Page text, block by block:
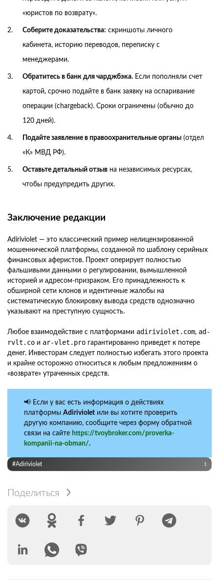
«юристов по возврату».
Соберите доказательства: скриншоты личного
кабинета, историю переводов, переписку с
менеджерами.
Обратитесь в банк для чарджбэка. Если пополняли счет
картой, срочно подайте в банк заявку на оспаривание
операции (chargeback). Сроки ограничены (обычно до
120 дней).
Подайте заявление в правоохранительные органы (отдел
«К» МВД РФ).
Оставьте детальный отзыв на независимых ресурсах,
чтобы предупредить других.
Заключение редакции
Adiriviolet — это классический пример нелицензированной
мошеннической платформы, созданной по шаблону серийных
финансовых аферистов. Проект оперирует полностью
фальшивыми данными о регулировании, вымышленной
историей и адресом-призраком. Его принадлежность к
обширной сети клонов и идентичные жалобы на
систематическую блокировку вывода средств однозначно
указывают на преступную сущность.
Любое взаимодействие с платформами adiriviolet.com, ad-
rvlt.co и ar-vlet.pro гарантированно приведет к потере
денег. Инвесторам следует полностью избегать этого проекта
и крайне осторожно относиться к любым предложениям о
«возврате» утраченных средств.
📢 Если у вас есть информация о действиях
платформы Adirivioletили вы хотите проверить
другую компанию, сообщите через форму обратной
связи на сайте https://tvoybroker.com/proverka-
kompanii-na-obman/.
#Adiriviolet 1
Поделиться